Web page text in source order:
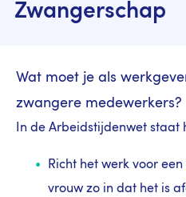
Zwangerschap
Wat moet je als
zwangere medewerkers?
In de Arbeidstijdenwet staat
Richt het werk voor
vrouw zo in dat het is